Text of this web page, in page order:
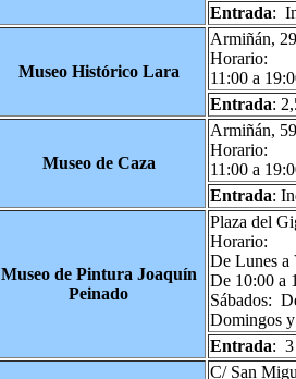
Entrada:
Museo Histórico Lara
Armiñán, 29
Horario:
11:00 a
Entrada:
Museo de Caza
Armiñán, 59
Horario:
11:00 a
Entrada:
Museo de Pintura Joaquín
Peinado
Plaza del
Horario:
De Lunes a
De 10:00 a
Sábados:
Domingos
Entrada: 3
C/ San